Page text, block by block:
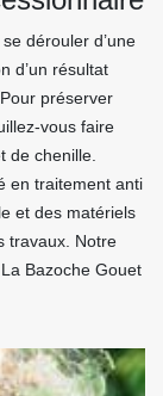
dérouler d’une
d’un résultat
préserver
vous faire
de chenille.
en traitement anti
et des matériels
travaux. Notre
Bazoche Gouet